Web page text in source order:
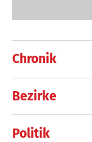
Chronik
Bezirke
Politik